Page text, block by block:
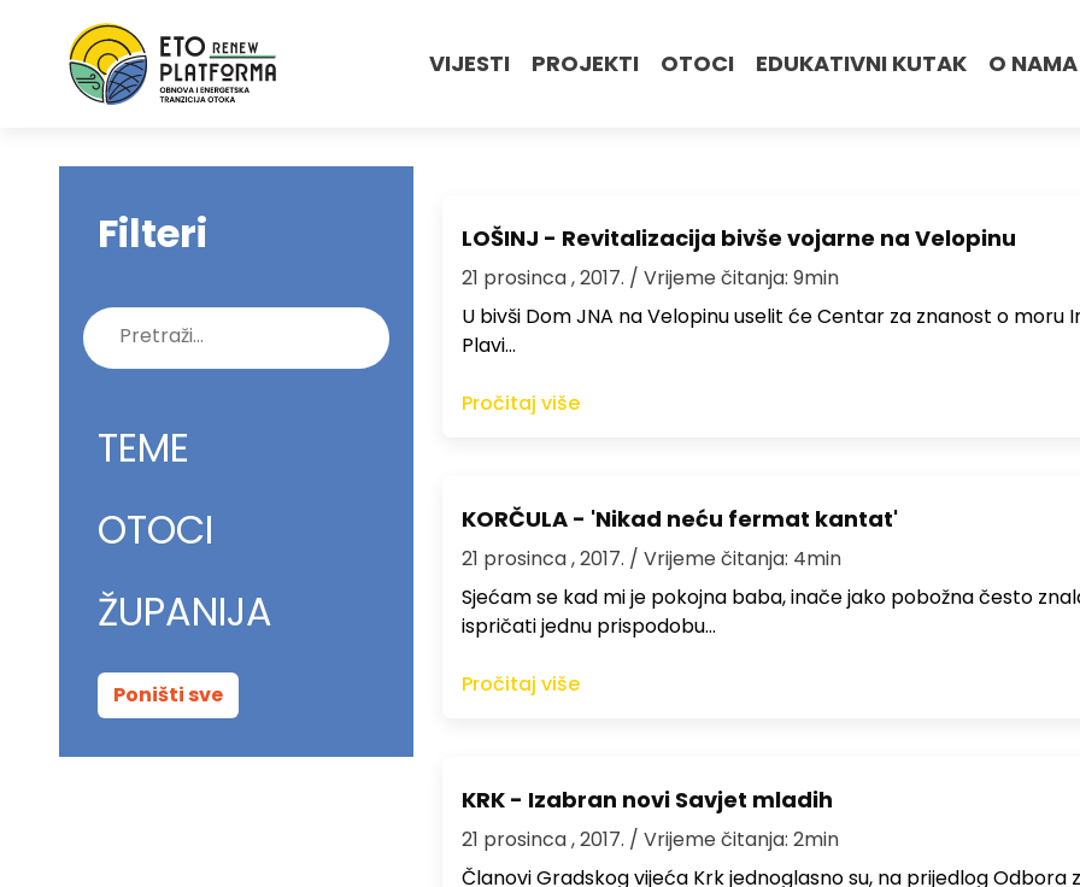
VIJESTI PROJEKTI OTOCI EDUKATIVNI KUTAK O NAMA
Filteri
Pretraži:
TEME
OTOCI
ŽUPANIJA
Poništi sve
LOŠINJ - Revitalizacija bivše vojarne na Velopinu
21 prosinca , 2017. / Vrijeme čitanja: 9min
U bivši Dom JNA na Velopinu uselit će Centar za znanost o moru
Plavi…
Pročitaj više
KORČULA - 'Nikad neću fermat kantat'
21 prosinca , 2017. / Vrijeme čitanja: 4min
Sjećam se kad mi je pokojna baba, inače jako pobožna često
ispričati jednu prispodobu…
Pročitaj više
KRK - Izabran novi Savjet mladih
21 prosinca , 2017. / Vrijeme čitanja: 2min
Članovi Gradskog vijeća Krk jednoglasno su, na prijedlog Odbora